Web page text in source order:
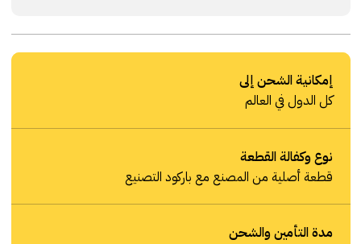
إمكانية الشحن إلى
كل الدول في العالم
نوع وكفالة القطعة
قطعة أصلية من المصنع مع باركود التصنيع
مدة التأمين والشحن